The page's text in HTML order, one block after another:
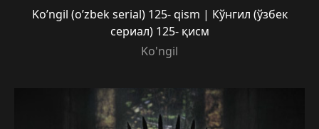
Ko’ngil (o’zbek serial) 125- qism | Кўнгил (ўзбек
сериал) 125- қисм
Ko'ngil